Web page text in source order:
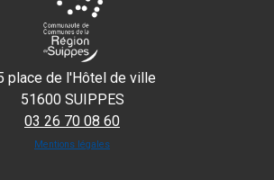
place de l'Hôtel de ville
51600 SUIPPES
03 26 70 08 60
Mentions légales